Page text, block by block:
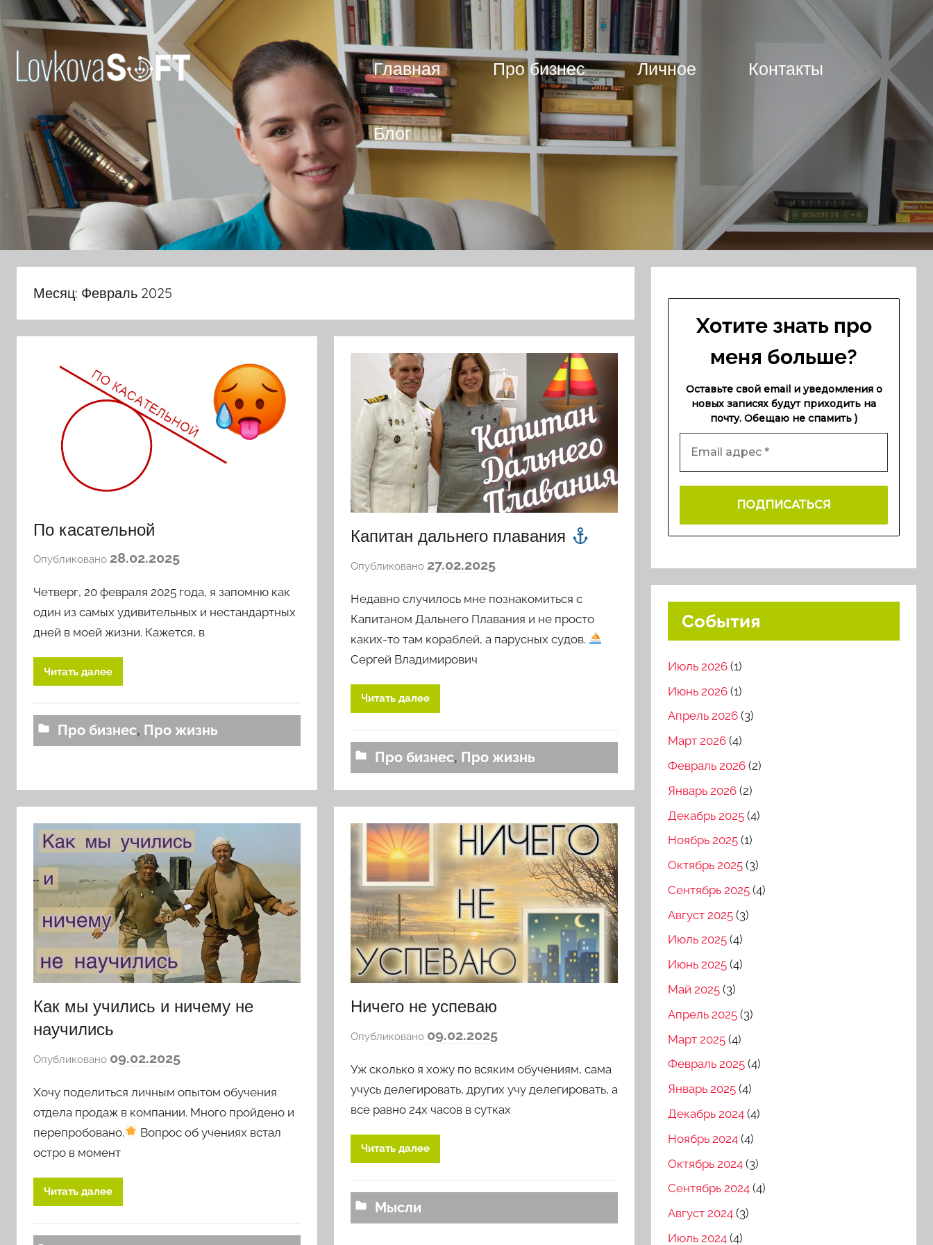
Перейти
к
содержимому
Ловкова
Елена
Юрьевна
Главная Про бизнес Личное Контакты
Блог
Месяц: Февраль 2025
По касательной
Опубликовано 28.02.2025
т
о
р
v
k
a
Четверг, 20 февраля 2025 года, я запомню как
один из самых удивительных и нестандартных
дней в моей жизни. Кажется, в
Читать далее
Про бизнес, Про жизнь
Капитан дальнего плавания
Опубликовано27.02.2025
т
о
р
k
o
Недавно случилось мне познакомиться с
Капитаном Дальнего Плавания и не просто
каких-то там кораблей, а парусных судов.
Сергей Владимирович
Читать далее
Про бизнес, Про жизнь
Как мы учились и ничему не
научились
Опубликовано 09.02.2025
т
о
р
k
Хочу поделиться личным опытом обучения
отдела продаж в компании. Много пройдено и
перепробовано.
Вопрос об учениях встал
остро в момент
Читать далее
Ничего не успеваю
Опубликовано 09.02.2025
т
о
р
v
Уж сколько я хожу по всяким обучениям, сама
учусь делегировать, других учу делегировать, а
все равно 24х часов в сутках
Читать далее
Мысли
Хотите знать про
меня больше?
Оставьте свой email и уведомления о
новых записях будут приходить на
почту. Обещаю не спамить )
События
Июль 2026 (1)
Июнь 2026 (1)
Апрель 2026 (3)
Март 2026 (4)
Февраль 2026 (2)
Январь 2026 (2)
Декабрь 2025 (4)
Ноябрь 2025 (1)
Октябрь 2025 (3)
Сентябрь 2025 (4)
Август 2025 (3)
Июль 2025 (4)
Июнь 2025 (4)
Май 2025 (3)
Апрель 2025 (3)
Март 2025 (4)
Февраль 2025 (4)
Январь 2025 (4)
Декабрь 2024 (4)
Ноябрь 2024 (4)
Октябрь 2024 (3)
Сентябрь 2024 (4)
Август 2024 (3)
Июль 2024 (4)